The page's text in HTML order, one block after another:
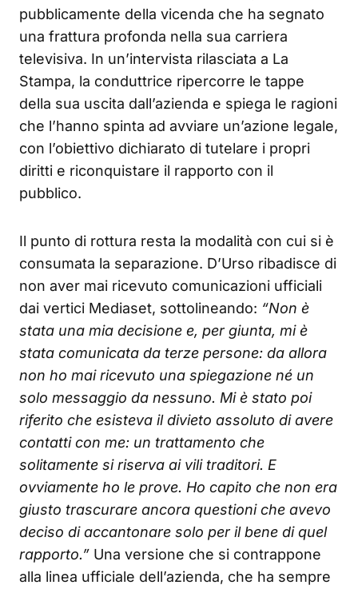
pubblicamente della vicenda che ha segnato
una frattura profonda nella sua carriera
televisiva. In un’intervista rilasciata a La
Stampa, la conduttrice ripercorre le tappe
della sua uscita dall’azienda e spiega le ragioni
che l’hanno spinta ad avviare un’azione legale,
con l’obiettivo dichiarato di tutelare i propri
diritti e riconquistare il rapporto con il
pubblico.
Il punto di rottura resta la modalità con cui si è
consumata la separazione. D’Urso ribadisce di
non aver mai ricevuto comunicazioni ufficiali
dai vertici Mediaset, sottolineando: “Non è
stata una mia decisione e, per giunta, mi è
stata comunicata da terze persone: da allora
non ho mai ricevuto una spiegazione né un
solo messaggio da nessuno. Mi è stato poi
riferito che esisteva il divieto assoluto di avere
contatti con me: un trattamento che
solitamente si riserva ai vili traditori. E
ovviamente ho le prove. Ho capito che non era
giusto trascurare ancora questioni che avevo
deciso di accantonare solo per il bene di quel
rapporto.” Una versione che si contrappone
alla linea ufficiale dell’azienda, che ha sempre